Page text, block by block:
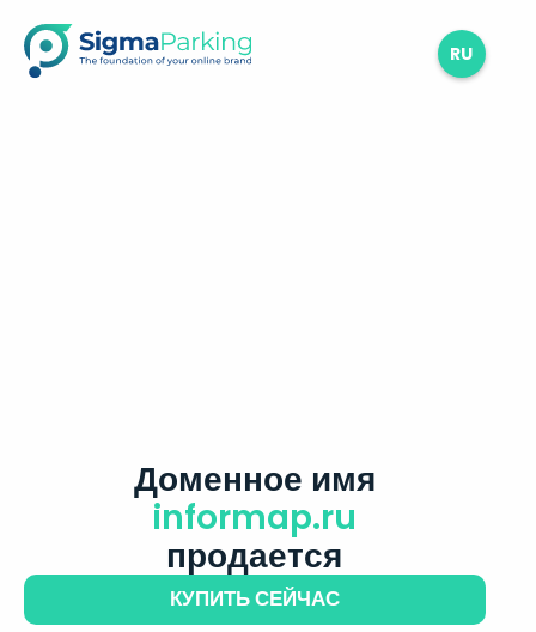
RU
Доменное имя
informap.ru
продается
КУПИТЬ СЕЙЧАС